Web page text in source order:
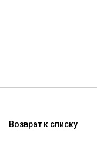
Возврат к списку